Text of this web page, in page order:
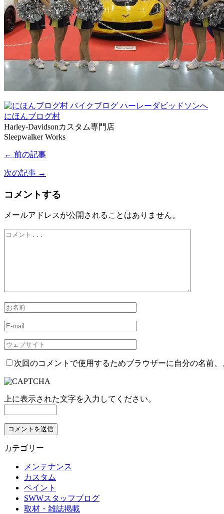
にほんブログ村
Harley-Davidsonカスタム専門店
Sleepwalker Works
← 前の記事
次の記事 →
コメントする
メールアドレスが公開されることはありません。
次回のコメントで使用するためブラウザーに自分の名前
上に表示された文字を入力してください。
カテゴリー
メンテナンス
カスタム
ペイント
SWWスタッフブログ
取材・雑誌掲載